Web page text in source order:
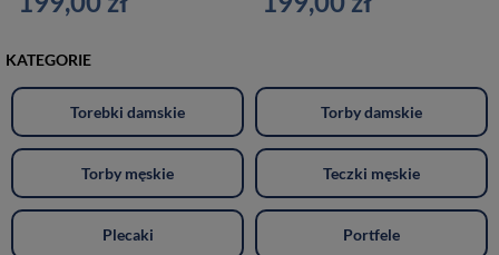
KATEGORIE
Torebki damskie Torby damskie
Torby męskie Teczki męskie
Plecaki Portfele